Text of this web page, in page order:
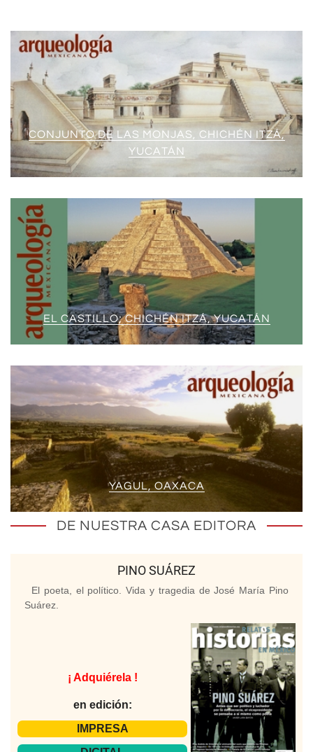
CONJUNTO DE LAS MONJAS, CHICHÉN ITZÁ,
YUCATÁN
EL CASTILLO; CHICHÉN ITZÁ, YUCATÁN
YAGUL, OAXACA
DE NUESTRA CASA EDITORA
PINO SUÁREZ
El poeta, el político. Vida y tragedia de José María Pino
Suárez.
¡ Adquiérela !
en edición:
IMPRESA